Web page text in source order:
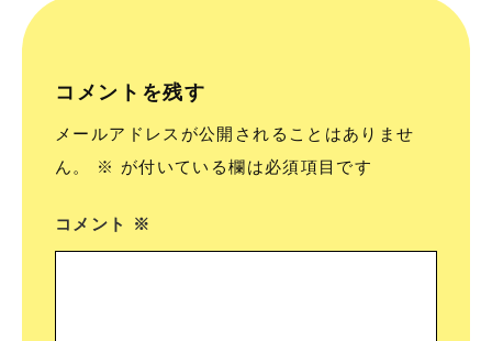
コメントを残す
メールアドレスが公開されることはありませ
ん。
※ が付いている欄は必須項目です
コメント ※